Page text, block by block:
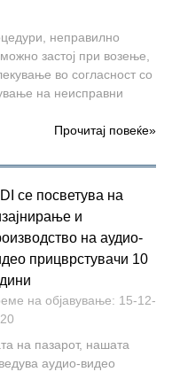
неправилно
застој при возење,
во согласност со
на неисправни
Прочитај повеќе»
се посветува на
и
на аудио-
прицврстувачи 10
на објавување: 15-12-
на пазарот, нашата
аудио-видео